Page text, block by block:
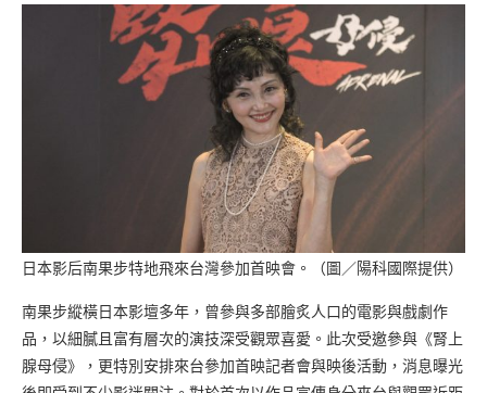
日本影后南果步特地飛來台灣參加首映會。（圖／陽科國際提供）
南果步縱橫日本影壇多年，曾參與多部膾炙人口的電影與戲劇作
品，以細膩且富有層次的演技深受觀眾喜愛。此次受邀參與《腎上
腺母侵》，更特別安排來台參加首映記者會與映後活動，消息曝光